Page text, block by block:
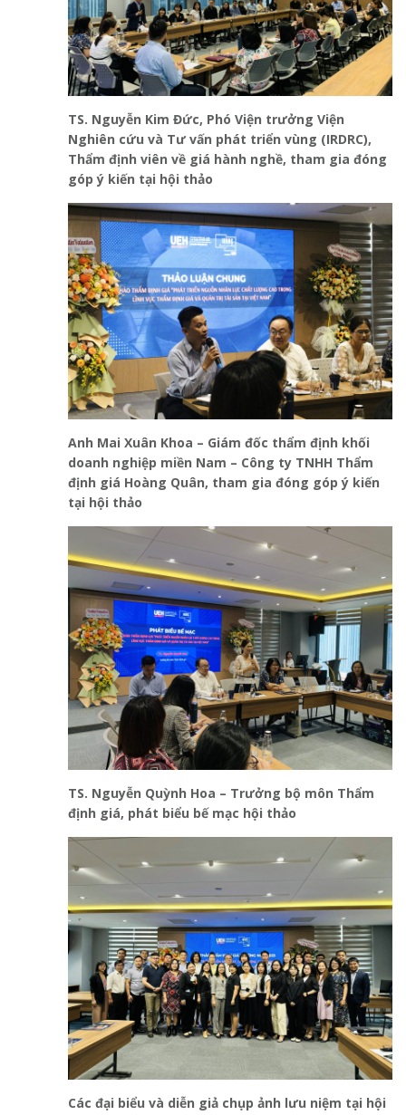
TS. Nguyễn Kim Đức, Phó Viện trưởng Viện
Nghiên cứu và Tư vấn phát triển vùng (IRDRC),
Thẩm định viên về giá hành nghề, tham gia đóng
góp ý kiến tại hội thảo
Anh Mai Xuân Khoa – Giám đốc thẩm định khối
doanh nghiệp miền Nam – Công ty TNHH Thẩm
định giá Hoàng Quân, tham gia đóng góp ý kiến
tại hội thảo
TS. Nguyễn Quỳnh Hoa – Trưởng bộ môn Thẩm
định giá, phát biểu bế mạc hội thảo
Các đại biểu và diễn giả chụp ảnh lưu niệm tại hội